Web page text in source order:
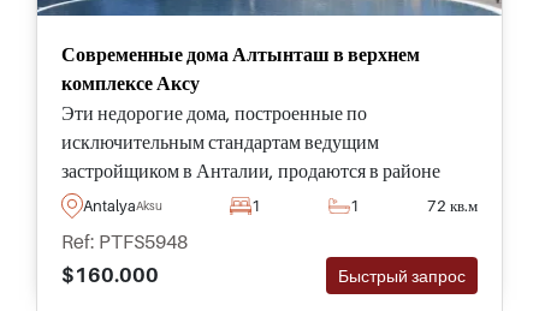
Современные дома Алтынташ в верхнем
комплексе Аксу
Эти недорогие дома, построенные по
исключительным стандартам ведущим
застройщиком в Анталии, продаются в районе
Алтинташ в Аксу и являются частью комплекса с
ежедневного использования.
AntalyaAksu 1 1 72 кв.м
Ref: PTFS5948
$160.000
Быстрый запрос